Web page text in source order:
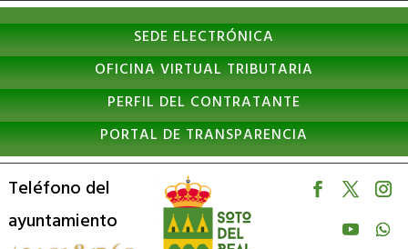
Nota:
este
sitio
web
incluye
un
sistema
SEDE ELECTRÓNICA
OFICINA VIRTUAL TRIBUTARIA
PERFIL DEL CONTRATANTE
PORTAL DE TRANSPARENCIA
Teléfono del
ayuntamiento